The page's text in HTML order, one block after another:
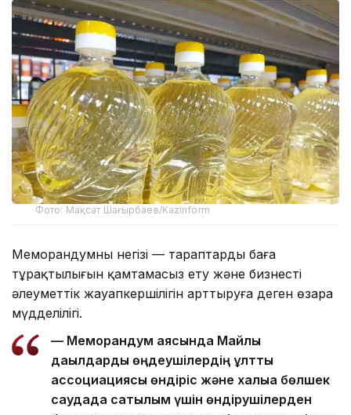
Фото: Мақсат Шағырбаев/Kazinform
Меморандумның негізі — тараптардың баға
тұрақтылығын қамтамасыз ету және бизнестің
әлеуметтік жауапкершілігін арттыруға деген өзара
мүдделілігі.
— Меморандум аясында Майлы
дақылдарды өңдеушілердің ұлттық
ассоциациясы өндіріс және халыққа бөлшек
саудада сатылым үшін өндірушілерден